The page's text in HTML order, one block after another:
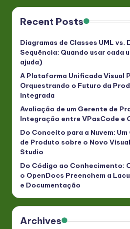
Recent Posts
Diagramas de Classes UML vs.
Sequência: Quando usar cada
ajuda)
A Plataforma Unificada Visual
Orquestrando o Futuro da
Integrada
Avaliação de um Gerente de
Integração entre VPasCode e
Do Conceito para a Nuvem:
de Produto sobre o Novo
Studio
Do Código ao Conhecimento:
o OpenDocs Preenchem a
e Documentação
Archives